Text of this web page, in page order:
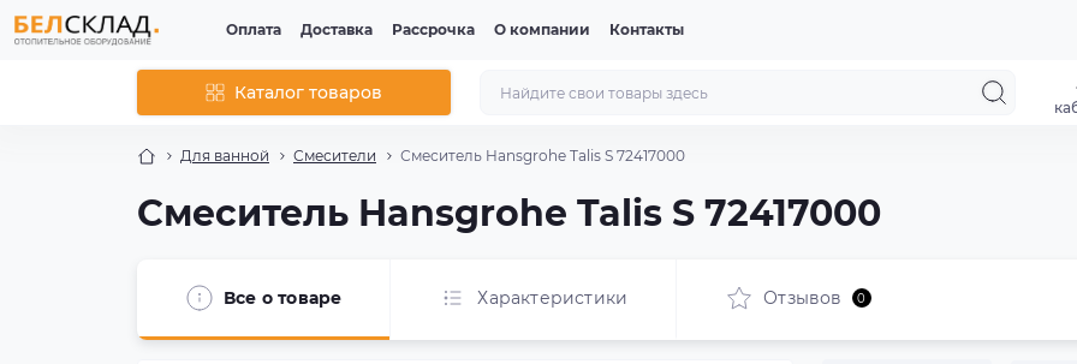
Оплата Доставка Рассрочка О компании Контакты
Каталог товаров
Для ванной Смесители Смеситель Hansgrohe Talis S 72417000
Смеситель Hansgrohe Talis S 72417000
Все о товаре Характеристики Отзывов 0